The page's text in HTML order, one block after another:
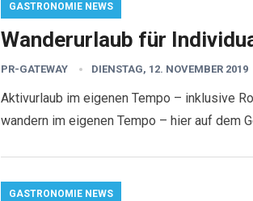
GASTRONOMIE NEWS
Wanderurlaub für
PR-GATEWAY DIENSTAG, 12. NOVEMBER 2019
Aktivurlaub im eigenen Tempo – inklusive
wandern im eigenen Tempo – hier auf dem
GASTRONOMIE NEWS